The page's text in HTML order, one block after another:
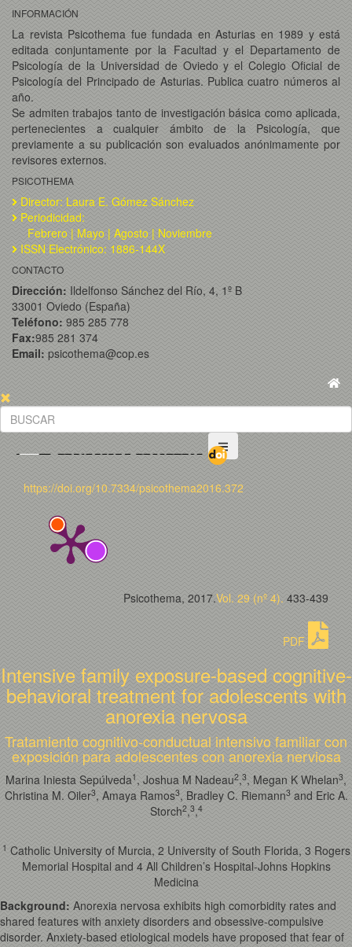
INFORMACIÓN
La revista Psicothema fue fundada en Asturias en 1989 y está
editada conjuntamente por la Facultad y el Departamento de
Psicología de la Universidad de Oviedo y el Colegio Oficial de
Psicología del Principado de Asturias. Publica cuatro números al
año.
Se admiten trabajos tanto de investigación básica como aplicada,
pertenecientes a cualquier ámbito de la Psicología, que
previamente a su publicación son evaluados anónimamente por
revisores externos.
PSICOTHEMA
Director: Laura E. Gómez Sánchez
Periodicidad:
Febrero | Mayo | Agosto | Noviembre
ISSN Electrónico: 1886-144X
CONTACTO
Dirección: Ildelfonso Sánchez del Río, 4, 1º B
33001 Oviedo (España)
Teléfono: 985 285 778
Fax:985 281 374
Email: psicothema@cop.es
https://doi.org/10.7334/psicothema2016.372
Psicothema, 2017.Vol. 29 (nº 4). 433-439
PDF
Intensive family exposure-based cognitive-
behavioral treatment for adolescents with
anorexia nervosa
Tratamiento cognitivo-conductual intensivo familiar con
exposición para adolescentes con anorexia nerviosa
Marina Iniesta Sepúlveda1 , Joshua M Nadeau2,3, Megan K Whelan3,
Christina M. Oiler3, Amaya Ramos3, Bradley C. Riemann3and Eric A.
Storch2,3,4
1 Catholic University of Murcia, 2 University of South Florida, 3 Rogers
Memorial Hospital and 4 All Children’s Hospital-Johns Hopkins
Medicina
Background: Anorexia nervosa exhibits high comorbidity rates and
shared features with anxiety disorders and obsessive-compulsive
disorder. Anxiety-based etiological models have proposed that fear of